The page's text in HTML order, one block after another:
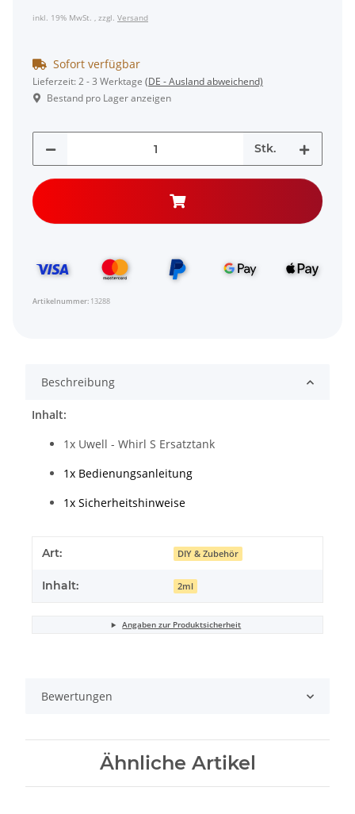
inkl. 19% MwSt. , zzgl. Versand
Sofort verfügbar
Lieferzeit:2 - 3 Werktage (DE - Ausland abweichend)
Bestand pro Lager anzeigen
Stk.
Artikelnummer: 13288
Beschreibung
Inhalt:
1x Uwell - Whirl S Ersatztank
1x Bedienungsanleitung
1x Sicherheitshinweise
Art: DIY & Zubehör
Inhalt: 2ml
Angaben zur Produktsicherheit
Bewertungen
Ähnliche Artikel